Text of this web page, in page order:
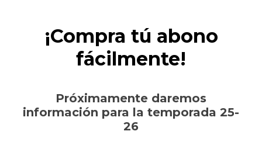
¡Compra tú abono
fácilmente!
Próximamente daremos
información para la temporada 25-
26